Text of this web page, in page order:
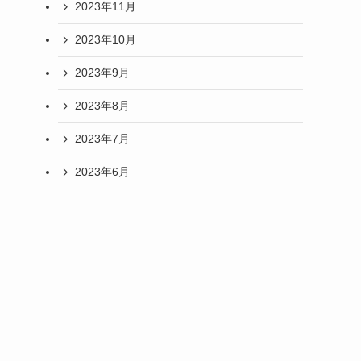
2023年11月
2023年10月
2023年9月
2023年8月
2023年7月
2023年6月